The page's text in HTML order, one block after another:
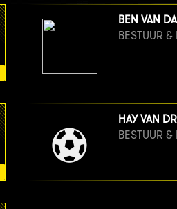
BEN VAN
BESTUUR
HAY VAN
BESTUUR